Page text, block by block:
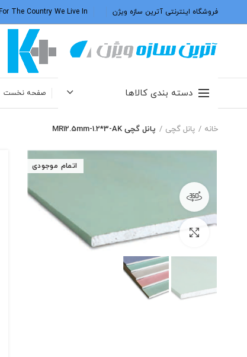
فروشگاه اینترنتی آترین سازه ویژن The Country We Live In
دسته بندی کالاها صفحه نخست
خانه پانل گچی پانل گچی MR12.5mm-1.2*3-AK
اتمام موجودی
مشاهده 360 درجه
بزرگنمایی تصویر